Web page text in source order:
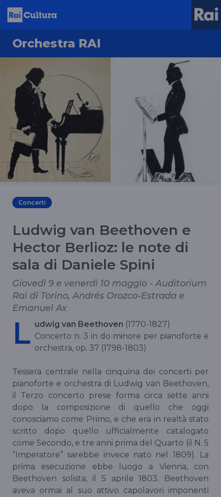
Orchestra RAI
Concerti
Ludwig van Beethoven e
Hector Berlioz: le note di
sala di Daniele Spini
Giovedì 9 e venerdì 10 maggio - Auditorium
Rai di Torino, Andrés Orozco-Estrada e
Emanuel Ax
L udwig van Beethoven (1770-1827)
Concerto n. 3 in do minore per pianoforte e
orchestra, op. 37 (1798-1803)
Tessera centrale nella cinquina dei concerti per
pianoforte e orchestra di Ludwig van Beethoven,
il Terzo concerto prese forma circa sette anni
dopo la composizione di quello che oggi
conosciamo come Primo, e che era in realtà stato
scritto dopo quello ufficialmente catalogato
come Secondo, e tre anni prima del Quarto (il N. 5
“Imperatore” sarebbe invece nato nel 1809). La
prima esecuzione ebbe luogo a Vienna, con
Beethoven solista, il 5 aprile 1803. Beethoven
aveva ormai al suo attivo capolavori imponenti